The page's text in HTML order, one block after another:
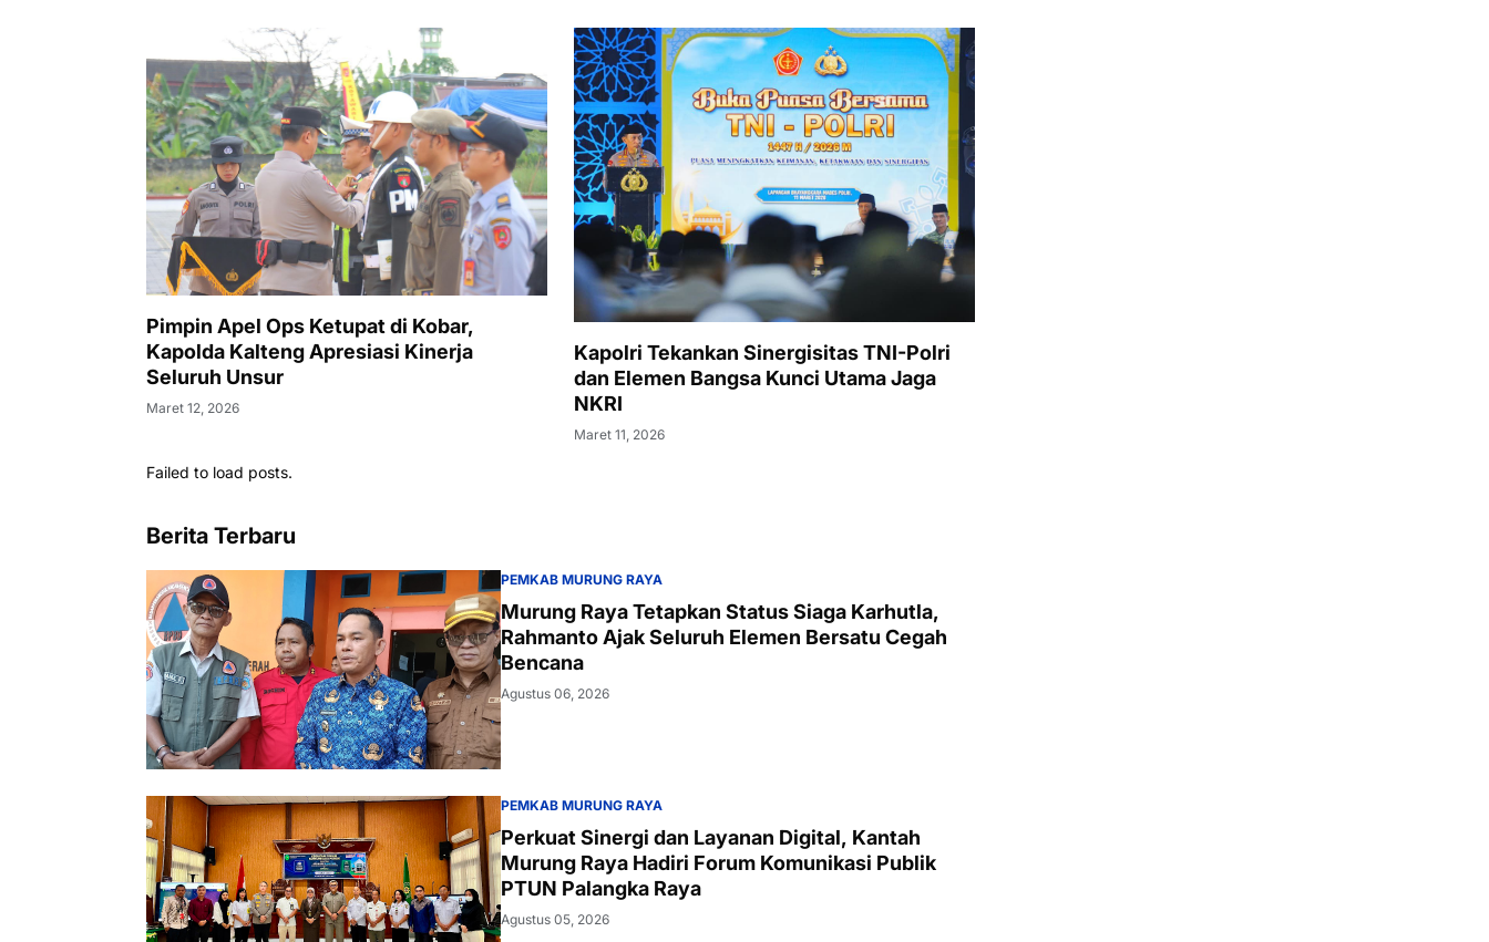
Pimpin Apel Ops Ketupat di Kobar,
Kapolda Kalteng Apresiasi Kinerja
Seluruh Unsur
Maret 12, 2026
Kapolri Tekankan Sinergisitas TNI-Polri
dan Elemen Bangsa Kunci Utama Jaga
NKRI
Maret 11, 2026
Failed to load posts.
Berita Terbaru
PEMKAB MURUNG RAYA
Murung Raya Tetapkan Status Siaga Karhutla,
Rahmanto Ajak Seluruh Elemen Bersatu Cegah
Bencana
Agustus 06, 2026
PEMKAB MURUNG RAYA
Perkuat Sinergi dan Layanan Digital, Kantah
Murung Raya Hadiri Forum Komunikasi Publik
PTUN Palangka Raya
Agustus 05, 2026